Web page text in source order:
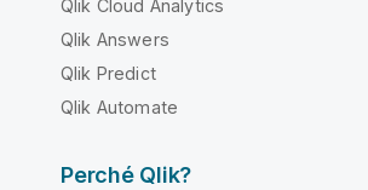
Qlik Cloud Analytics
Qlik Answers
Qlik Predict
Qlik Automate
Perché Qlik?